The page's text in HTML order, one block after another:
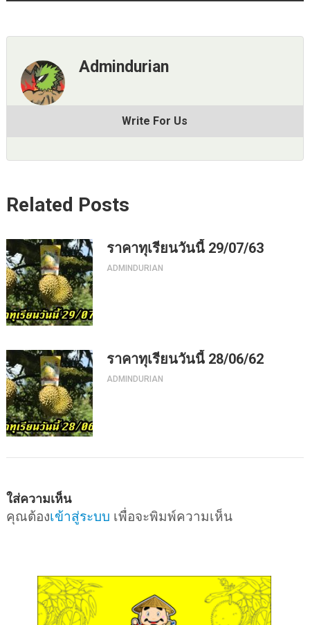
Admindurian
Write For Us
Related Posts
ราคาทุเรียนวันนี้ 29/07/63
ADMINDURIAN
ราคาทุเรียนวันนี้ 28/06/62
ADMINDURIAN
ใส่ความเห็น
คุณต้องเข้าสู่ระบบ เพื่อจะพิมพ์ความเห็น